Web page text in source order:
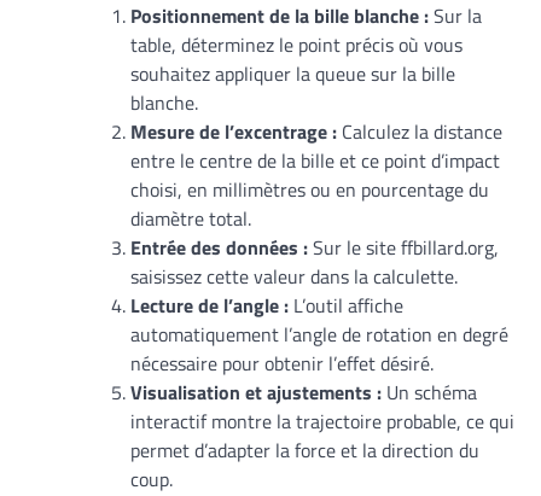
Positionnement de la bille blanche :Sur la
table, déterminez le point précis où vous
souhaitez appliquer la queue sur la bille
blanche.
Mesure de l’excentrage : Calculez la distance
entre le centre de la bille et ce point d’impact
choisi, en millimètres ou en pourcentage du
diamètre total.
Entrée des données :Sur le site ffbillard.org,
saisissez cette valeur dans la calculette.
Lecture de l’angle : L’outil affiche
automatiquement l’angle de rotation en degré
nécessaire pour obtenir l’effet désiré.
Visualisation et ajustements : Un schéma
interactif montre la trajectoire probable, ce qui
permet d’adapter la force et la direction du
coup.